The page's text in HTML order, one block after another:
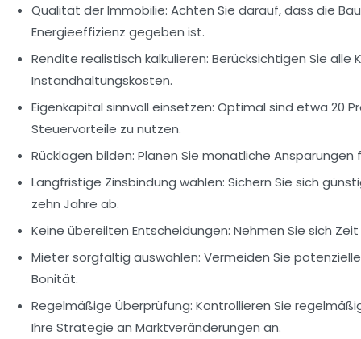
Qualität der Immobilie: Achten Sie darauf, dass die
Energieeffizienz gegeben ist.
Rendite realistisch kalkulieren: Berücksichtigen Sie alle
Instandhaltungskosten.
Eigenkapital sinnvoll einsetzen: Optimal sind etwa 20
Steuervorteile zu nutzen.
Rücklagen bilden: Planen Sie monatliche
Langfristige Zinsbindung wählen: Sichern Sie sich
zehn Jahre ab.
Keine übereilten Entscheidungen: Nehmen Sie sich
Mieter sorgfältig auswählen: Vermeiden Sie
Bonität.
Regelmäßige Überprüfung: Kontrollieren Sie
Ihre Strategie an Marktveränderungen an.